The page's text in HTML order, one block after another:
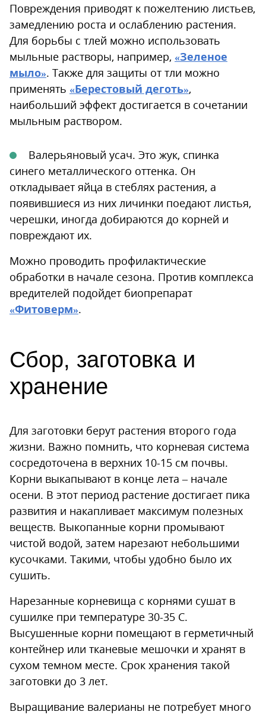
Повреждения приводят к пожелтению листьев,
замедлению роста и ослаблению растения.
Для борьбы с тлей можно использовать
мыльные растворы, например, «Зеленое
мыло». Также для защиты от тли можно
применять «Берестовый деготь»,
наибольший эффект достигается в сочетании
мыльным раствором.
Валерьяновый усач. Это жук, спинка
синего металлического оттенка. Он
откладывает яйца в стеблях растения, а
появившиеся из них личинки поедают листья,
черешки, иногда добираются до корней и
повреждают их.
Можно проводить профилактические
обработки в начале сезона. Против комплекса
вредителей подойдет биопрепарат
«Фитоверм».
Сбор, заготовка и
хранение
Для заготовки берут растения второго года
жизни. Важно помнить, что корневая система
сосредоточена в верхних 10-15 см почвы.
Корни выкапывают в конце лета – начале
осени. В этот период растение достигает пика
развития и накапливает максимум полезных
веществ. Выкопанные корни промывают
чистой водой, затем нарезают небольшими
кусочками. Такими, чтобы удобно было их
сушить.
Нарезанные корневища с корнями сушат в
сушилке при температуре 30-35 С.
Высушенные корни помещают в герметичный
контейнер или тканевые мешочки и хранят в
сухом темном месте. Срок хранения такой
заготовки до 3 лет.
Выращивание валерианы не потребует много